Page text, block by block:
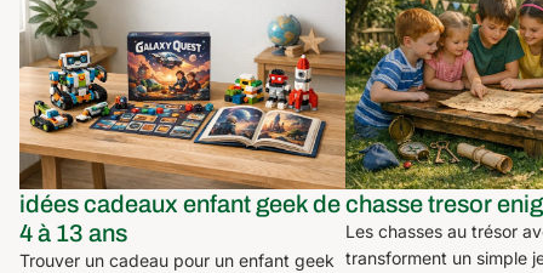
ans
idées cadeaux enfant geek de
4 à 13 ans
Trouver un cadeau pour un enfant geek
chasse tresor
Les chasses au trésor
transforment un simple